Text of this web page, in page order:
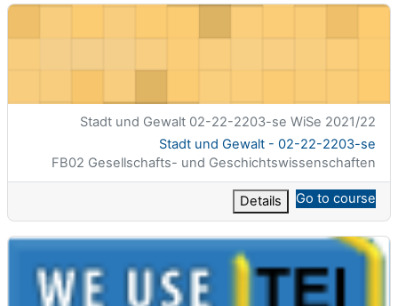
Stadt und Gewalt - 02-22-2203-se
الاسم المختصر للمقرر الدراسي
Stadt und Gewalt 02-22-2203-se WiSe 2021/22
اسم المقرر
Stadt und Gewalt - 02-22-2203-se
تصنيف المساق
FB02 Gesellschafts- und Geschichtswissenschaften
Go to course
Details
Textkodierung: XML/TEI - 02-25-1070-ue